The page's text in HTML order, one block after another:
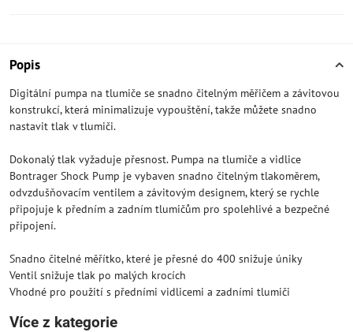
Popis
Digitální pumpa na tlumiče se snadno čitelným měřičem a závitovou
konstrukcí, která minimalizuje vypouštění, takže můžete snadno
nastavit tlak v tlumiči.
Dokonalý tlak vyžaduje přesnost. Pumpa na tlumiče a vidlice
Bontrager Shock Pump je vybaven snadno čitelným tlakoměrem,
odvzdušňovacím ventilem a závitovým designem, který se rychle
připojuje k předním a zadním tlumičům pro spolehlivé a bezpečné
připojení.
Snadno čitelné měřítko, které je přesné do 400 snižuje úniky
Ventil snižuje tlak po malých krocích
Vhodné pro použití s ​​předními vidlicemi a zadními tlumiči
Více z kategorie